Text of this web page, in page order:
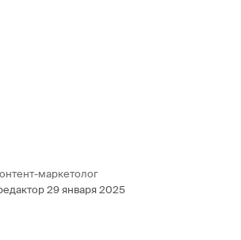
маркетолог
29 января 2025